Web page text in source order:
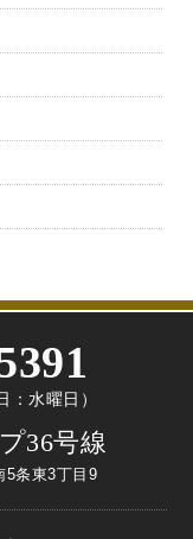
：水曜日）
36号線
5条東3丁目9